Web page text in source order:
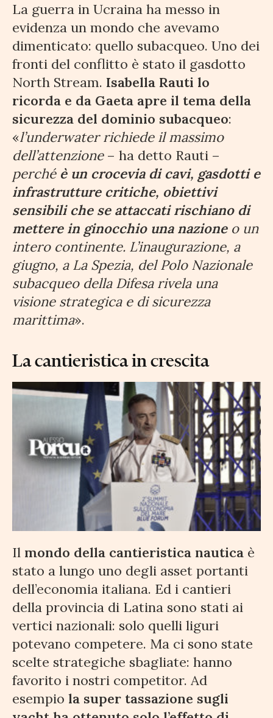
La guerra in Ucraina ha messo in
evidenza un mondo che avevamo
dimenticato: quello subacqueo. Uno dei
fronti del conflitto è stato il gasdotto
North Stream. Isabella Rauti lo
ricorda e da Gaeta apre il tema della
sicurezza del dominio subacqueo:
«l’underwater richiede il massimo
dell’attenzione– ha detto Rauti –
perchéè un crocevia di cavi, gasdotti e
infrastrutture critiche, obiettivi
sensibili che se attaccati rischiano di
mettere in ginocchio una nazioneo un
intero continente. L’inaugurazione, a
giugno, a La Spezia, del Polo Nazionale
subacqueo della Difesa rivela una
visione strategica e di sicurezza
marittima».
La cantieristica in crescita
Il mondo della cantieristica nautica è
stato a lungo uno degli asset portanti
dell’economia italiana. Ed i cantieri
della provincia di Latina sono stati ai
vertici nazionali: solo quelli liguri
potevano competere. Ma ci sono state
scelte strategiche sbagliate: hanno
favorito i nostri competitor. Ad
esempio la super tassazione sugli